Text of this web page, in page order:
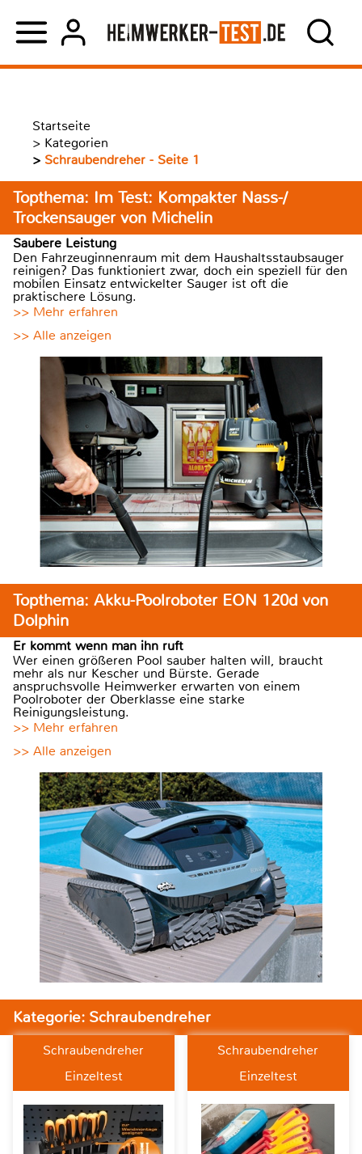
Startseite
> Kategorien
> Schraubendreher - Seite 1
Topthema: Im Test: Kompakter Nass-/
Trockensauger von Michelin
Saubere Leistung
Den Fahrzeuginnenraum mit dem Haushaltsstaubsauger
reinigen? Das funktioniert zwar, doch ein speziell für den
mobilen Einsatz entwickelter Sauger ist oft die
praktischere Lösung.
>> Mehr erfahren
>> Alle anzeigen
Topthema: Akku-Poolroboter EON 120d von
Dolphin
Er kommt wenn man ihn ruft
Wer einen größeren Pool sauber halten will, braucht
mehr als nur Kescher und Bürste. Gerade
anspruchsvolle Heimwerker erwarten von einem
Poolroboter der Oberklasse eine starke
Reinigungsleistung.
>> Mehr erfahren
>> Alle anzeigen
Kategorie: Schraubendreher
Schraubendreher
Einzeltest
Schraubendreher
Einzeltest